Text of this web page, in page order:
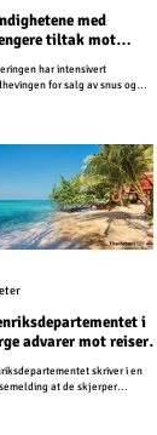
med
tiltak mot
har intensivert
for salg av snus og
i
advarer mot reiser
skriver i en
at de skjerper